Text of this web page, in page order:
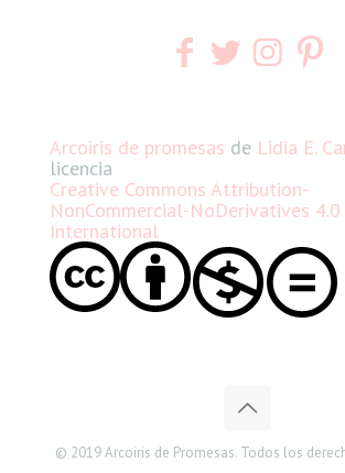
Arcoiris de promesas de Lidia E.
licencia
Creative Commons Attribution-
NonCommercial-NoDerivatives 4.0
International
© 2019 Arcoiris de Promesas. Todos los